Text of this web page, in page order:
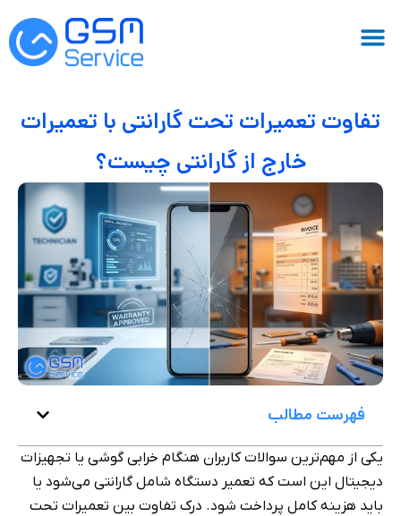
تفاوت تعمیرات تحت گارانتی با تعمیرات
خارج از گارانتی چیست؟
فهرست مطالب
یکی از مهم‌ترین سوالات کاربران هنگام خرابی گوشی یا تجهیزات
دیجیتال این است که تعمیر دستگاه شامل گارانتی می‌شود یا
باید هزینه کامل پرداخت شود. درک تفاوت بین تعمیرات تحت